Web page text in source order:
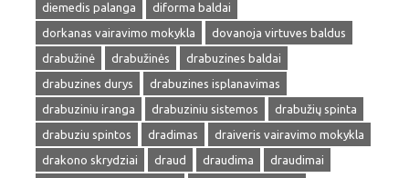
diemedis palanga
diforma baldai
dorkanas vairavimo mokykla
dovanoja virtuves baldus
drabužinė
drabužinės
drabuzines baldai
drabuzines durys
drabuzines isplanavimas
drabuziniu iranga
drabuziniu sistemos
drabužių spinta
drabuziu spintos
dradimas
draiveris vairavimo mokykla
drakono skrydziai
draud draudima
draudimai